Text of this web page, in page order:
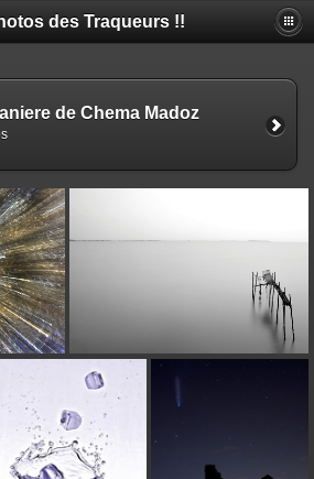
des Traqueurs !!
de Chema Madoz